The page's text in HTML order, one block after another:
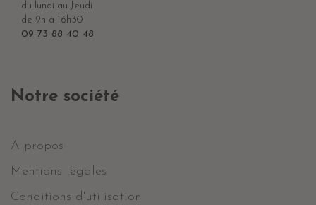
du lundi au Jeudi
de 9h à 16h30
09 73 88 40 48
Notre société
A propos
Mentions légales
Conditions d'utilisation